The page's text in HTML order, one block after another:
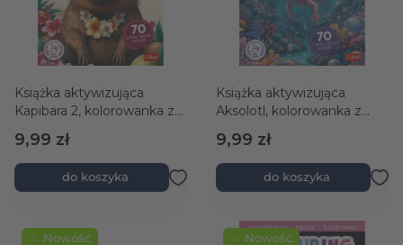
Książka aktywizująca
Kapibara 2, kolorowanka z
naklejkami
9,99 zł
do koszyka
Książka aktywizująca
Aksolotl, kolorowanka z
naklejkami
9,99 zł
do koszyka
☆ Nowość ☆ Nowość